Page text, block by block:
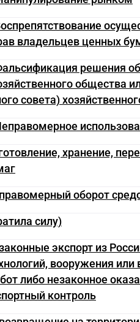
владельцев ценных
решения
общества
совета)
хранение,
оборот
силу)
экспорт из
вооружения или
либо незаконное
контроль